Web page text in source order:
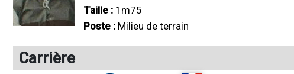
Taille : 1m75
Poste : Milieu de terrain
Carrière